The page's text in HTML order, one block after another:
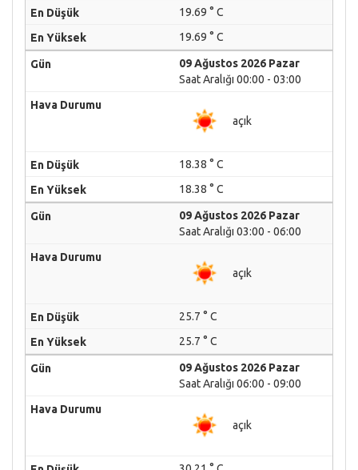
19.69 ° C
19.69 ° C
09 Ağustos 2026 Pazar
Saat Aralığı 00:00 - 03:00
açık
18.38 ° C
18.38 ° C
09 Ağustos 2026 Pazar
Saat Aralığı 03:00 - 06:00
açık
25.7 ° C
25.7 ° C
09 Ağustos 2026 Pazar
Saat Aralığı 06:00 - 09:00
açık